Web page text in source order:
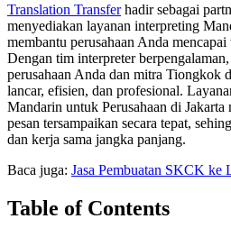
Translation Transferhadir sebagai
menyediakan layanan interpreting
membantu perusahaan Anda
Dengan tim interpreter
perusahaan Anda dan mitra Tiongkok
lancar, efisien, dan profesional.
Mandarin untuk Perusahaan di Jakarta
pesan tersampaikan secara tepat,
dan kerja sama jangka panjang.
Baca juga: Jasa Pembuatan SKCK ke
Table of Contents